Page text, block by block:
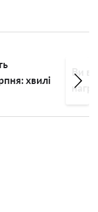
хвилі
Ви